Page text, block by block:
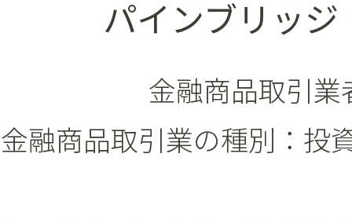
パインブリッ
金融商品取引
金融商品取引業の種別：投